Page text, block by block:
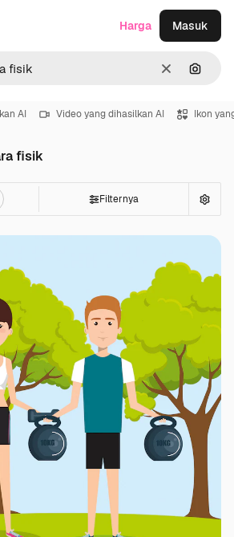
Jernih
Harga Masuk
AI Video yang dihasilkan AI Ikon
fisik
Filternya